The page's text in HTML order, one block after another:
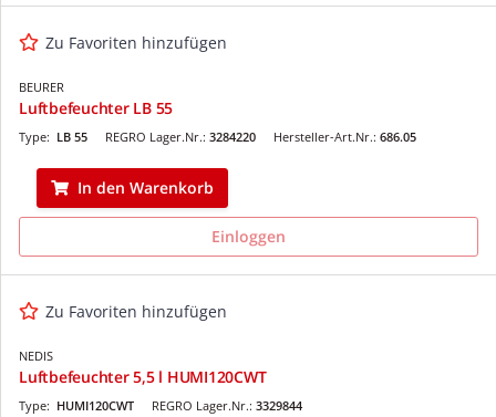
Zu Favoriten hinzufügen
BEURER
Luftbefeuchter LB 55
REGRO Lager.Nr.: 3284220
Type: LB 55 Hersteller-Art.Nr.: 686.05
In den Warenkorb
Einloggen
Zu Favoriten hinzufügen
NEDIS
Luftbefeuchter 5,5 l HUMI120CWT
REGRO Lager.Nr.: 3329844
Type: HUMI120CWT